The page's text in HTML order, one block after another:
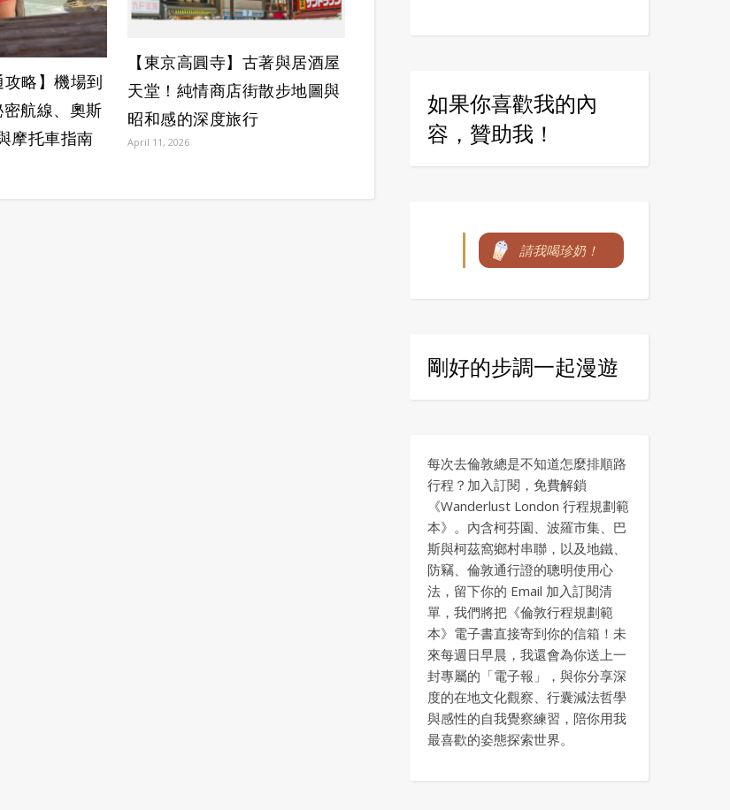
攻略】機場到
航線、奧斯
摩托車指南
【東京高圓寺】古著與居酒屋
天堂！純情商店街散步地圖與
昭和感的深度旅行
April 11, 2026
如果你喜歡我的內
容，贊助我！
請我喝珍奶！
剛好的步調一起漫遊
每次去倫敦總是不知道怎麼排順路
行程？加入訂閱，免費解鎖
《Wanderlust London 行程規劃範
本》。內含柯芬園、波羅市集、巴
斯與柯茲窩鄉村串聯，以及地鐵、
防竊、倫敦通行證的聰明使用心
法，留下你的 Email 加入訂閱清
單，我們將把《倫敦行程規劃範
本》電子書直接寄到你的信箱！未
來每週日早晨，我還會為你送上一
封專屬的「電子報」，與你分享深
度的在地文化觀察、行囊減法哲學
與感性的自我覺察練習，陪你用我
最喜歡的姿態探索世界。